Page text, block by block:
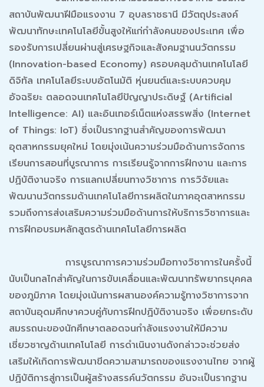
สถาบันพัฒนาฝีมือแรงงาน 7 อุบลราชธานี มีวัตถุประสงค์
พัฒนาทักษะเทคโนโลยีขั้นสูงให้แก่กำลังคนของประเทศ เพื่อ
รองรับการเปลี่ยนผ่านสู่เศรษฐกิจและสังคมฐานนวัตกรรม
(Innovation-based Economy) ครอบคลุมด้านเทคโนโลยี
ดิจิทัล เทคโนโลยีระบบอัตโนมัติ หุ่นยนต์และระบบควบคุม
อัจฉริยะ ตลอดจนเทคโนโลยีปัญญาประดิษฐ์ (Artificial
Intelligence: AI) และอินเทอร์เน็ตแห่งสรรพสิ่ง (Internet
of Things: IoT) ซึ่งเป็นรากฐานสำคัญของการพัฒนา
อุตสาหกรรมยุคใหม่ โดยมุ่งเน้นความร่วมมือด้านการจัดการ
เรียนการสอนที่บูรณาการ การเรียนรู้จากการฝึกงาน และการ
ปฏิบัติงานจริง การแลกเปลี่ยนทางวิชาการ การวิจัยและ
พัฒนานวัตกรรมด้านเทคโนโลยีการผลิตในภาคอุตสาหกรรม
รวมถึงการส่งเสริมความร่วมมือด้านการให้บริการวิชาการและ
การฝึกอบรมหลักสูตรด้านเทคโนโลยีการผลิต
การบูรณาการความร่วมมือทางวิชาการในครั้งนี้
นับเป็นกลไกสำคัญในการขับเคลื่อนและพัฒนาทรัพยากรบุคคล
ของภูมิภาค โดยมุ่งเน้นการผสานองค์ความรู้ทางวิชาการจาก
สถาบันอุดมศึกษาควบคู่กับการฝึกปฏิบัติงานจริง เพื่อยกระดับ
สมรรถนะของนักศึกษาตลอดจนกำลังแรงงานให้มีความ
เชี่ยวชาญด้านเทคโนโลยี การดำเนินงานดังกล่าวจะช่วยส่ง
เสริมให้เกิดการพัฒนาขีดความสามารถของแรงงานไทย จากผู้
ปฏิบัติการสู่การเป็นผู้สร้างสรรค์นวัตกรรม อันจะเป็นรากฐาน